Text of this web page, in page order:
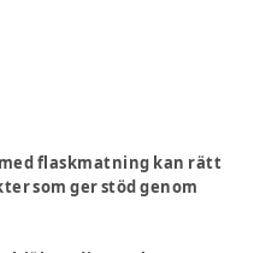
flaskmatning kan rätt
som ger stöd genom